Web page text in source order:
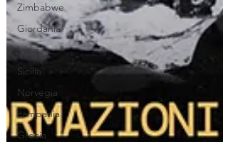
Zimbabwe
Giordania
India
Sicilia
Norvegia
campania
Grecia